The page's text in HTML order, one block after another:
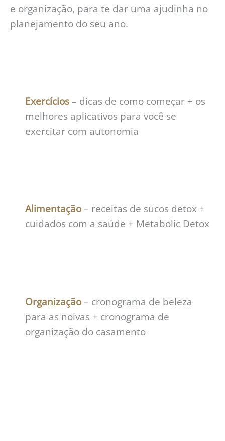
e organização, para te dar uma ajudinha no
planejamento do seu ano.
Exercícios – dicas de como começar + os
melhores aplicativos para você se
exercitar com autonomia
Alimentação – receitas de sucos detox +
cuidados com a saúde + Metabolic Detox
Organização – cronograma de beleza
para as noivas + cronograma de
organização do casamento